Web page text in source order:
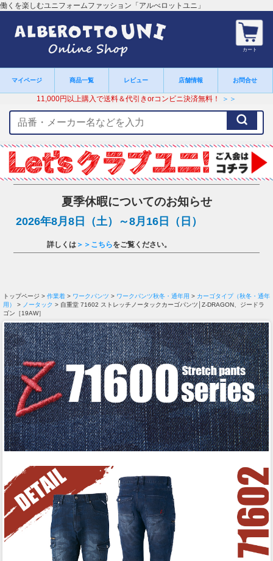
働くを楽しむユニフォームファッション「アルべロットユニ」
カート
マイページ 商品一覧 レビュー 店舗情報 お問合せ
11,000円以上購入で送料＆代引きorコンビニ決済無料！ ＞＞
ー
ワ
ー
ド
夏季休暇についてのお知らせ
2026年8月8日（土）～8月16日（日）
詳しくは ＞＞こちらをご覧ください。
トップページ > 作業着 > ワークパンツ > ワークパンツ秋冬・通年用 > カーゴタイプ（秋冬・通年
用）
> ノータック > 自重堂 71602 ストレッチノータックカーゴパンツ│Z-DRAGON、ジードラ
ゴン［19AW］